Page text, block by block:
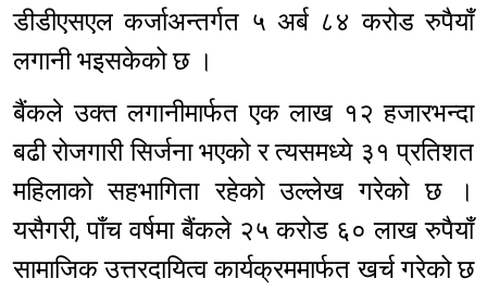
डीडीएसएल कर्जाअन्तर्गत ५ अर्ब ८४ करोड रुपैयाँ
लगानी भइसकेको छ ।
बैंकले उक्त लगानीमार्फत एक लाख १२ हजारभन्दा
बढी रोजगारी सिर्जना भएको र त्यसमध्ये ३१ प्रतिशत
महिलाको सहभागिता रहेको उल्लेख गरेको छ ।
यसैगरी, पाँच वर्षमा बैंकले २५ करोड ६० लाख रुपैयाँ
सामाजिक उत्तरदायित्व कार्यक्रममार्फत खर्च गरेको छ